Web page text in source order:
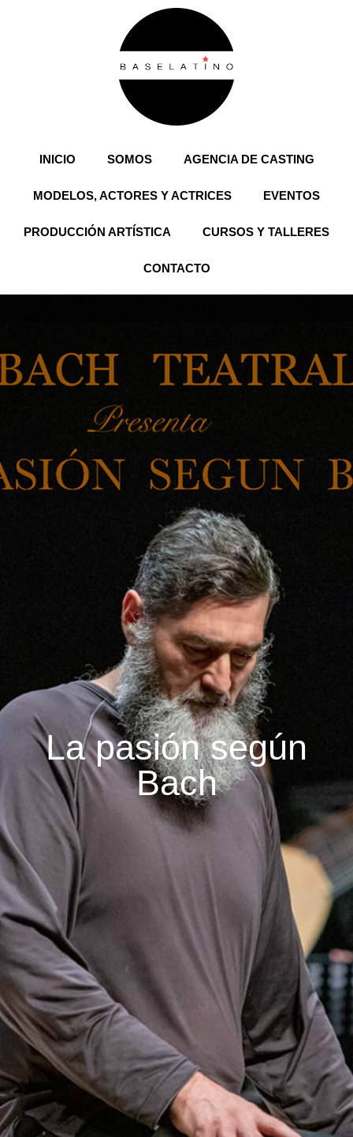
Buscar
Buscar
Recent Posts
A WordPress Commenter
en
Hello world!
INICIO SOMOS AGENCIA DE CASTING
MODELOS, ACTORES Y ACTRICES EVENTOS
PRODUCCIÓN ARTÍSTICA CURSOS Y TALLERES
CONTACTO
La pasión según
Bach